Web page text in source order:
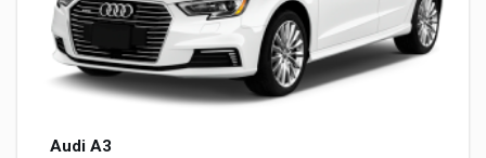
Audi A3